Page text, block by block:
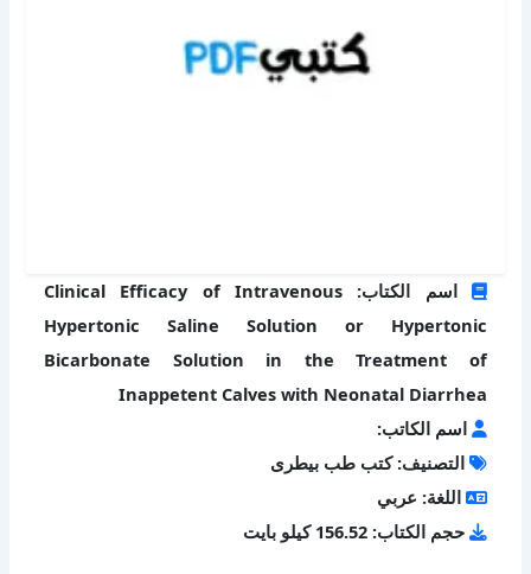
اسم الكتاب: Clinical Efficacy of Intravenous
Hypertonic Saline Solution or Hypertonic
Bicarbonate Solution in the Treatment of
Inappetent Calves with Neonatal Diarrhea
اسم الكاتب:
التصنيف: كتب طب بيطرى
اللغة: عربي
حجم الكتاب: 156.52 كيلو بايت